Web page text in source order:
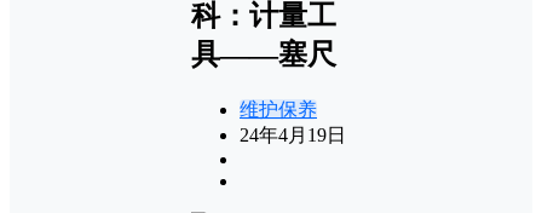
科：计量工
具——塞尺
维护保养
24年4月19日